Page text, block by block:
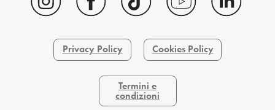
Privacy Policy Cookies Policy
Termini e
condizioni